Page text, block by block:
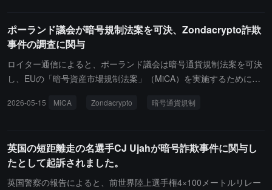
暗号資産を遠隔で移転させました。資金はその後、数千のウォレッ
トに分割され、P2P取引を通じて地元取引プラットフォームで段階
的にマネーロンダリングが行われました。この事件はアメリカの連
邦執法機関の行動と連携しています。以前、トマーはアメリカでFB
た。インドEDは、国際司法協力を通じて重要な証拠を取得し、事
が進められています。
ポーランド議会が暗号規制法案を可決、Zondacrypto詐欺
事件の調査に関与
ロイター通信によると、ポーランド議会は暗号通貨規制法案を可決
し、EUの「暗号資産市場規制法案」（MiCA）を実施するために、
今回の立法の背景には、ポーランドの暗号取引所Zondacryptoが大
億ズウォティ（約9593万ドル）を超えると予想されており、数千人
のユーザーが現在資金を引き出せない状況です。ポーランドの首相
ドナルド・トゥスクは以前、Zondacryptoの背後には「ロシアの資
2026-05-15 MiCA Zondacrypto 暗号通貨規制
英国の短距離走の名選手CJ Ujahが暗号詐欺事件に関与し
たとして起訴されました。
英国警察の報告によると、前世界陸上選手権4×100メートルリレー